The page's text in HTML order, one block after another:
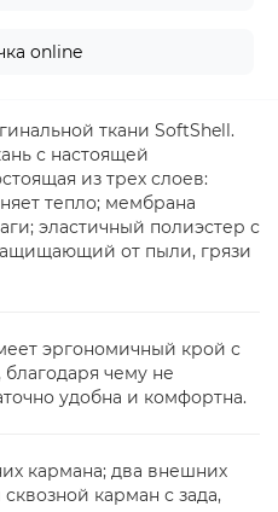
online
ткани SoftShell.
с настоящей
из трех слоев:
тепло; мембрана
эластичный полиэстер с
от пыли, грязи
эргономичный крой с
чему не
удобна и комфортна.
кармана; два внешних
карман с зада,